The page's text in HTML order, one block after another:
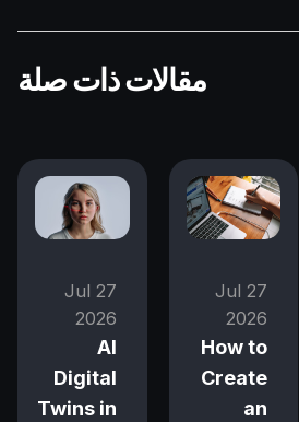
مقالات ذات صلة
27 Jul
2026
How to
Create
an
27 Jul
2026
AI
Digital
Twins in